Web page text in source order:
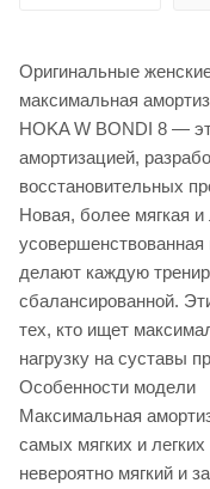
Оригинальные
максимальная
HOKA W BONDI 8 —
амортизацией,
восстановительных
Новая, более мягкая и
усовершенствованная
делают каждую
сбалансированной.
тех, кто ищет
нагрузку на суставы
Особенности модели
Максимальная
самых мягких и
невероятно мягкий и